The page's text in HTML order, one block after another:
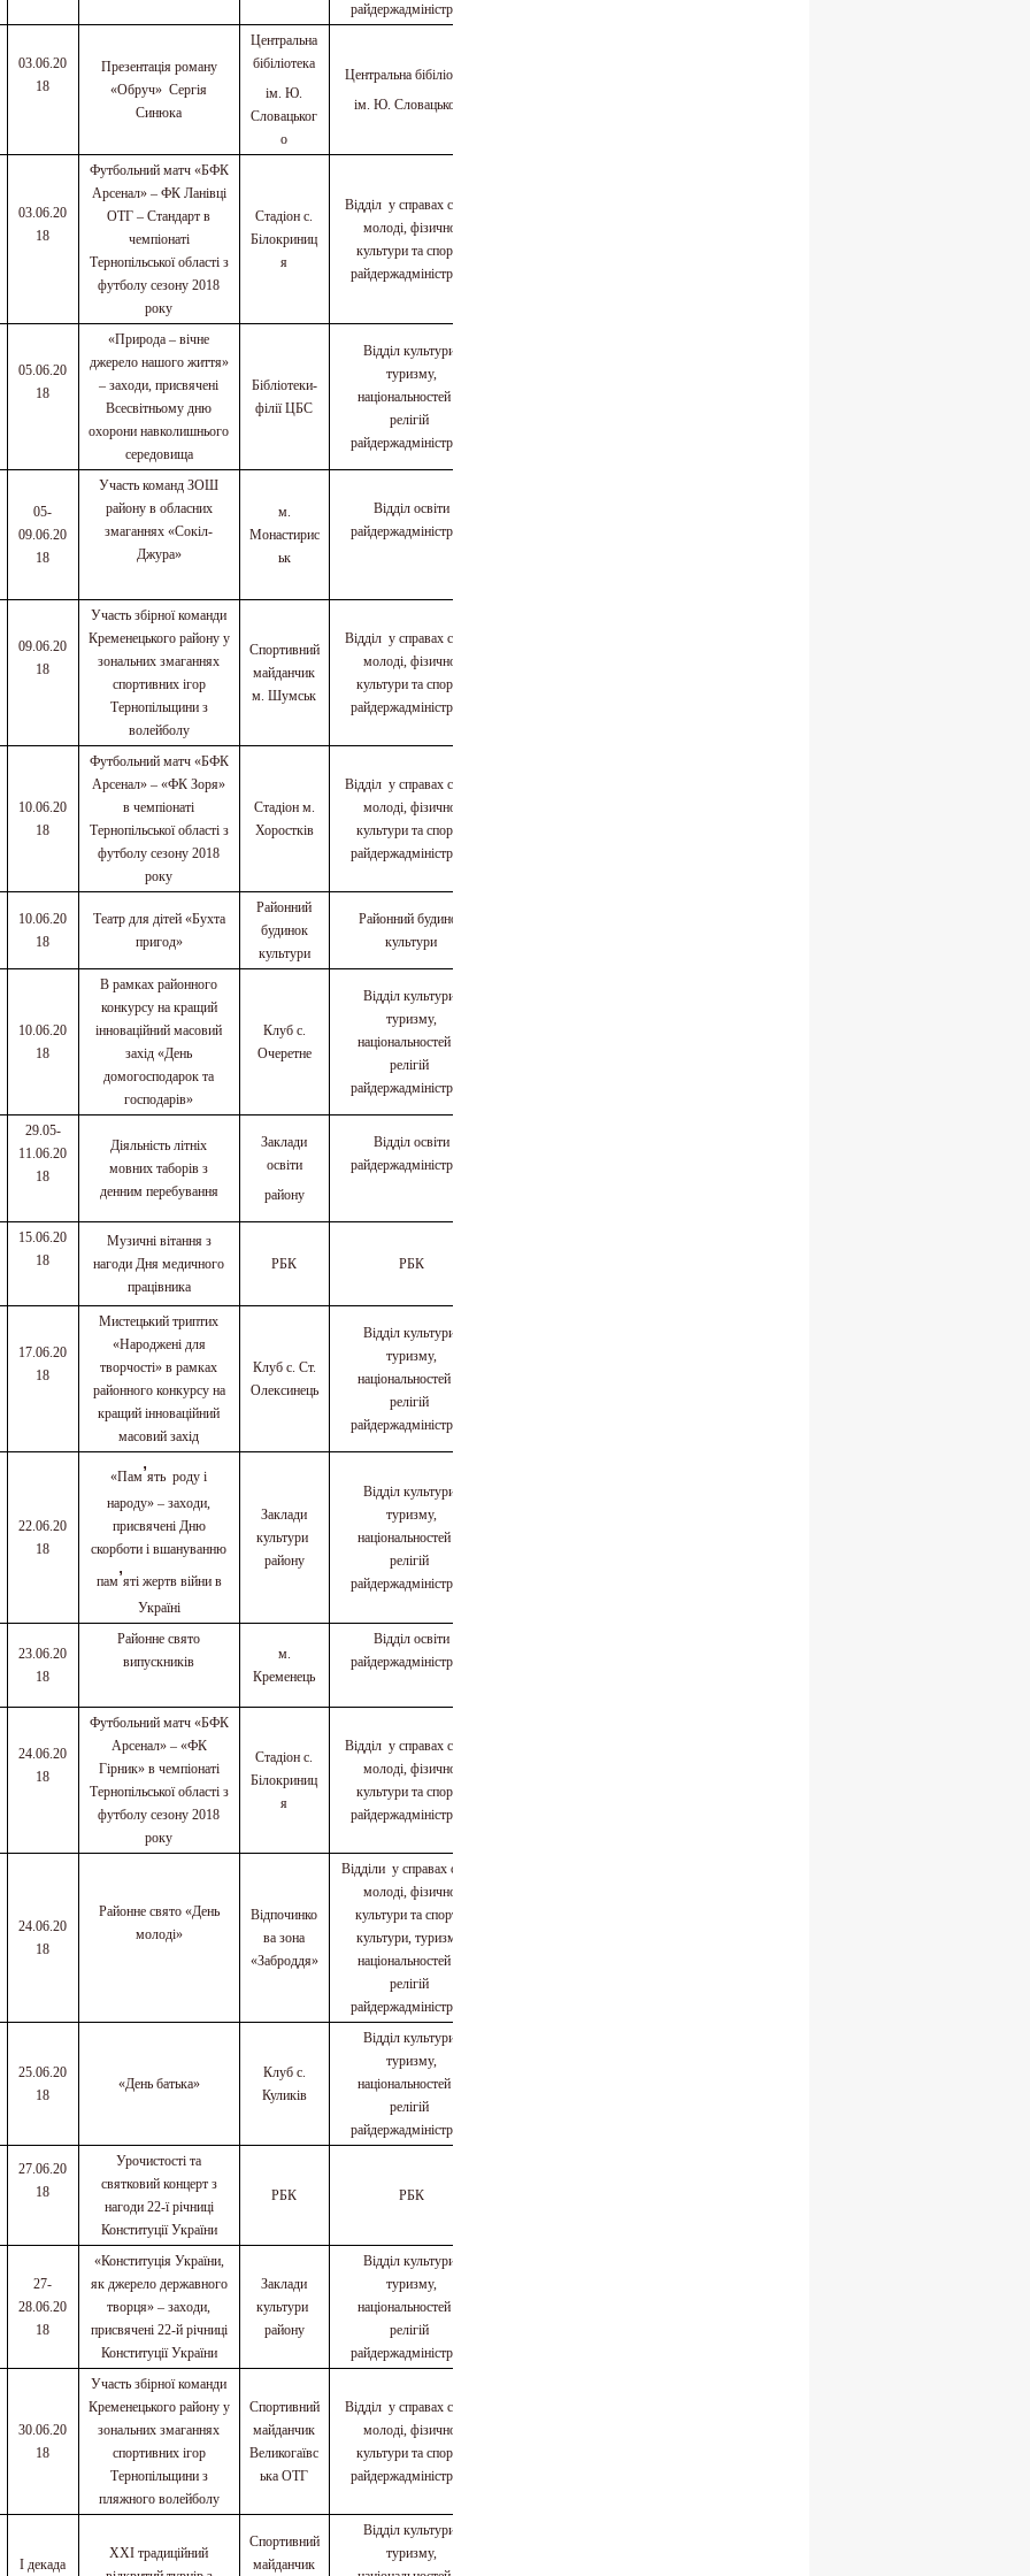
райдержадміністрації
03.06.20
18
Презентація роману
«Обруч» Сергія
Синюка
Центральна
бібіліотека
ім. Ю.
Словацьког
о
Центральна бібіліотека
ім. Ю. Словацького
03.06.20
18
Футбольний матч «БФК
Арсенал» – ФК Ланівці
ОТГ – Стандарт в
чемпіонаті
Тернопільської області з
футболу сезону 2018
року
Стадіон с.
Білокриниц
я
Відділ у справах сім
молоді, фізичної
культури та спорту
райдержадміністрації
05.06.20
18
«Природа – вічне
джерело нашого життя»
– заходи, присвячені
Всесвітньому дню
охорони навколишнього
середовища
Бібліотеки-
філії ЦБС
Відділ культури,
туризму,
національностей та
релігій
райдержадміністрації
05-
09.06.20
18
Участь команд ЗОШ
району в обласних
змаганнях «Сокіл-
Джура»
м.
Монастирис
ьк
Відділ освіти
райдержадміністрації
09.06.20
18
Участь збірної команди
Кременецького району у
зональних змаганнях
спортивних ігор
Тернопільщини з
волейболу
Спортивний
майданчик
м. Шумськ
Відділ у справах сім
молоді, фізичної
культури та спорту
райдержадміністрації
10.06.20
18
Футбольний матч «БФК
Арсенал» – «ФК Зоря»
в чемпіонаті
Тернопільської області з
футболу сезону 2018
року
Стадіон м.
Хоростків
Відділ у справах сім
молоді, фізичної
культури та спорту
райдержадміністрації
10.06.20
18
Театр для дітей «Бухта
пригод»
Районний
будинок
культури
Районний будинок
культури
10.06.20
18
В рамках районного
конкурсу на кращий
інноваційний масовий
захід «День
домогосподарок та
господарів»
Клуб с.
Очеретне
Відділ культури,
туризму,
національностей та
релігій
райдержадміністрації
29.05-
11.06.20
18
Діяльність літніх
мовних таборів з
денним перебування
Заклади
освіти
району
Відділ освіти
райдержадміністрації
15.06.20
18
Музичні вітання з
нагоди Дня медичного
працівника
РБК РБК
17.06.20
18
Мистецький триптих
«Народжені для
творчості» в рамках
районного конкурсу на
кращий інноваційний
масовий захід
Клуб с. Ст.
Олексинець
Відділ культури,
туризму,
національностей та
релігій
райдержадміністрації
22.06.20
18
«Пам’ять роду і
народу» – заходи,
присвячені Дню
скорботи і вшануванню
пам’яті жертв війни в
Україні
Заклади
культури
району
Відділ культури,
туризму,
національностей та
релігій
райдержадміністрації
23.06.20
18
Районне свято
випускників
м.
Кременець
Відділ освіти
райдержадміністрації
24.06.20
18
Футбольний матч «БФК
Арсенал» – «ФК
Гірник» в чемпіонаті
Тернопільської області з
футболу сезону 2018
року
Стадіон с.
Білокриниц
я
Відділ у справах сім
молоді, фізичної
культури та спорту
райдержадміністрації
24.06.20
18
Районне свято «День
молоді»
Відпочинко
ва зона
«Заброддя»
Відділи у справах сім
молоді, фізичної
культури та спорту,
культури, туризму,
національностей та
релігій
райдержадміністрації
25.06.20
18
«День батька»
Клуб с.
Куликів
Відділ культури,
туризму,
національностей та
релігій
райдержадміністрації
27.06.20
18
Урочистості та
святковий концерт з
нагоди 22-ї річниці
Конституції України
РБК РБК
27-
28.06.20
18
«Конституція України,
як джерело державного
творця» – заходи,
присвячені 22-й річниці
Конституції України
Заклади
культури
району
Відділ культури,
туризму,
національностей та
релігій
райдержадміністрації
30.06.20
18
Участь збірної команди
Кременецького району у
зональних змаганнях
спортивних ігор
Тернопільщини з
пляжного волейболу
Спортивний
майданчик
Великогаївс
ька ОТГ
Відділ у справах сім
молоді, фізичної
культури та спорту
райдержадміністрації
І декада
ХХІ традиційний
Спортивний
майданчик
Відділ культури,
туризму,